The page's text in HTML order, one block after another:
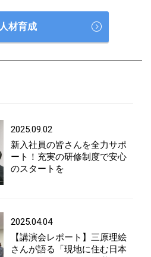
人材育成
2025.09.02
新入社員の皆さんを全力サポ
ート！充実の研修制度で安心
のスタートを
2025.04.04
【講演会レポート】三原理絵
さんが語る「現地に住む日本